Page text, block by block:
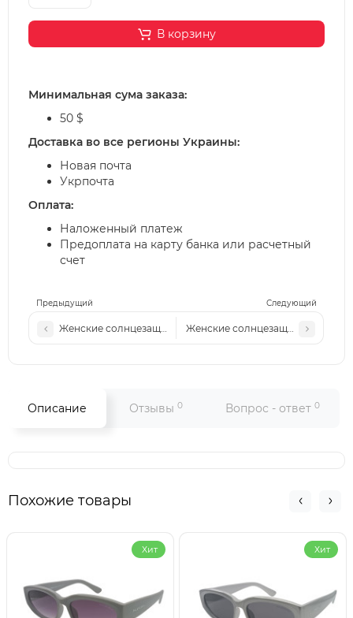
Предыдущий Следующий
Женские солнцезащитные очки Ch 244 c3Женские солнцезащитные очки
В корзину
Минимальная сума заказа:
50 $
Доставка во все регионы Украины:
Новая почта
Укрпочта
Оплата:
Наложенный платеж
Предоплата на карту банка или расчетный
счет
Описание Отзывы 0 Вопрос - ответ 0
Похожие товары
Хит Хит